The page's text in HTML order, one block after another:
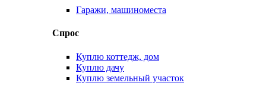
Гаражи, машиноместа
Спрос
Куплю коттедж, дом
Куплю дачу
Куплю земельный участок